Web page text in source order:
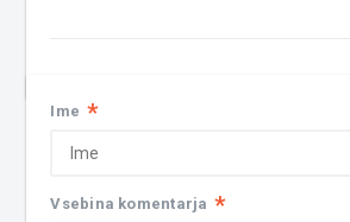
Ime *
Vsebina komentarja *